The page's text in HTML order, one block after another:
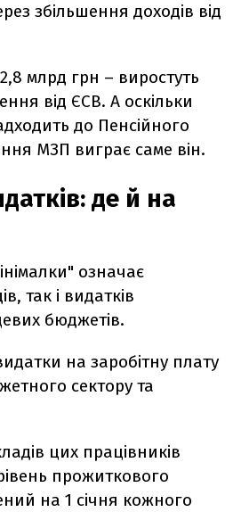
збільшення доходів від
млрд грн – виростуть
від ЄСВ. А оскільки
до Пенсійного
МЗП виграє саме він.
де й на
означає
так і видатків
бюджетів.
на заробітну плату
сектору та
цих працівників
прожиткового
на 1 січня кожного